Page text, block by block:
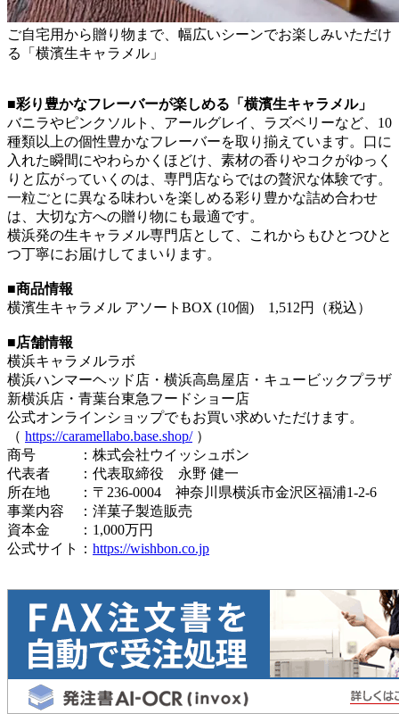
ご自宅用から贈り物まで、幅広いシーンでお楽しみいただけ
る「横濱生キャラメル」
■彩り豊かなフレーバーが楽しめる「横濱生キャラメル」
バニラやピンクソルト、アールグレイ、ラズベリーなど、10
種類以上の個性豊かなフレーバーを取り揃えています。口に
入れた瞬間にやわらかくほどけ、素材の香りやコクがゆっく
りと広がっていくのは、専門店ならではの贅沢な体験です。
一粒ごとに異なる味わいを楽しめる彩り豊かな詰め合わせ
は、大切な方への贈り物にも最適です。
横浜発の生キャラメル専門店として、これからもひとつひと
つ丁寧にお届けしてまいります。
■商品情報
横濱生キャラメル アソートBOX (10個) 1,512円（税込）
■店舗情報
横浜キャラメルラボ
横浜ハンマーヘッド店・横浜高島屋店・キュービックプラザ
新横浜店・青葉台東急フードショー店
公式オンラインショップでもお買い求めいただけます。
（ https://caramellabo.base.shop/）
商号 ：株式会社ウイッシュボン
代表者 ：代表取締役 永野 健一
所在地 ：〒236-0004 神奈川県横浜市金沢区福浦1-2-6
事業内容 ：洋菓子製造販売
資本金 ：1,000万円
公式サイト： https://wishbon.co.jp